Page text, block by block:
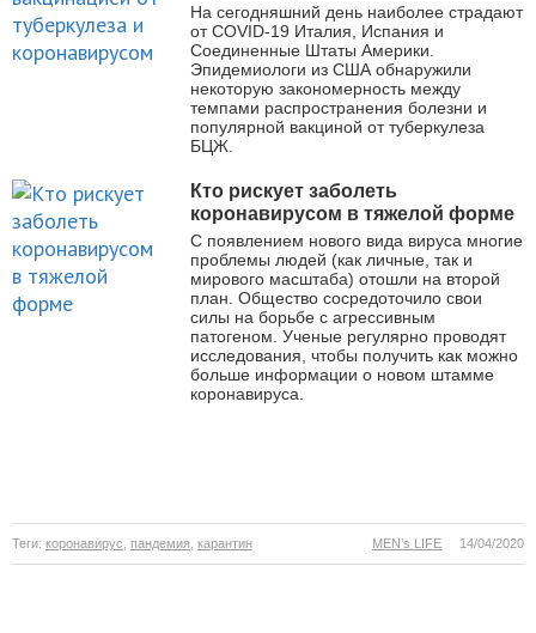
На сегодняшний день наиболее страдают
от COVID-19 Италия, Испания и
Соединенные Штаты Америки.
Эпидемиологи из США обнаружили
некоторую закономерность между
темпами распространения болезни и
популярной вакциной от туберкулеза
БЦЖ.
Кто рискует заболеть
коронавирусом в тяжелой форме
С появлением нового вида вируса многие
проблемы людей (как личные, так и
мирового масштаба) отошли на второй
план. Общество сосредоточило свои
силы на борьбе с агрессивным
патогеном. Ученые регулярно проводят
исследования, чтобы получить как можно
больше информации о новом штамме
коронавируса.
Теги: коронавирус пандемия карантин 14/04/2020
MEN’s LIFE